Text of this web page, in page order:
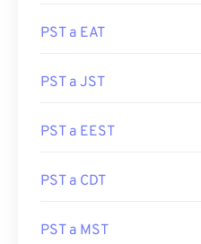
PST a EAT
PST a JST
PST a EEST
PST a CDT
PST a MST